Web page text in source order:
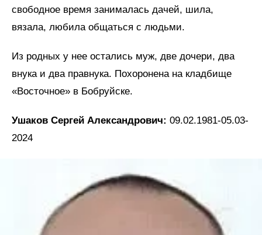
свободное время занималась дачей, шила,
вязала, любила общаться с людьми.
Из родных у нее остались муж, две дочери, два
внука и два правнука. Похоронена на кладбище
«Восточное» в Бобруйске.
Ушаков Сергей Александрович: 09.02.1981-05.03-
2024